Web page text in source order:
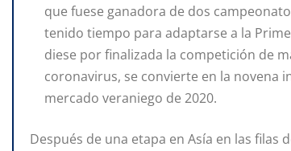
que fuese ganadora de dos
tenido tiempo para adaptarse a la
diese por finalizada la competición de
coronavirus, se convierte en la novena
mercado veraniego de 2020.
Después de una etapa en Asía en las filas